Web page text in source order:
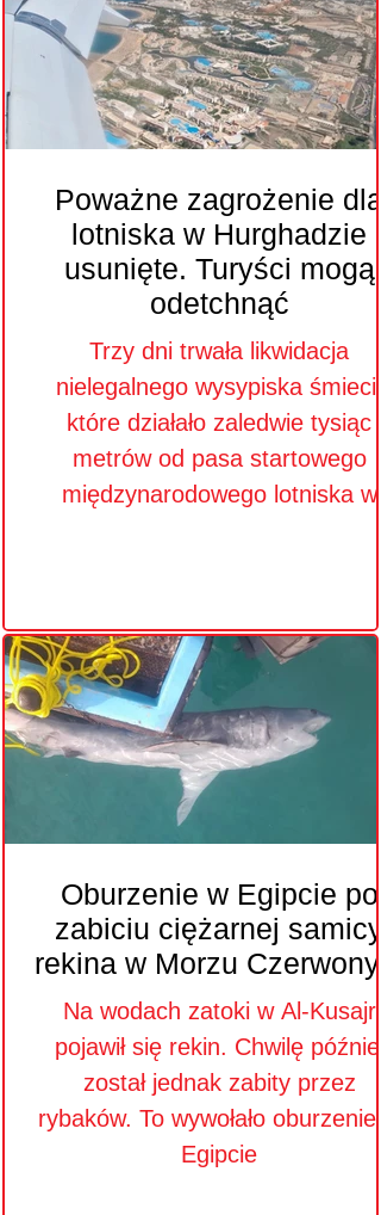
Dzielnice
Poważne zagrożenie dla
lotniska w Hurghadzie
usunięte. Turyści mogą
odetchnąć
Trzy dni trwała likwidacja
nielegalnego wysypiska śmieci,
które działało zaledwie tysiąc
metrów od pasa startowego
międzynarodowego lotniska w
Oburzenie w Egipcie po
zabiciu ciężarnej samicy
rekina w Morzu
Na wodach zatoki w Al-Kusajr
pojawił się rekin. Chwilę później
został jednak zabity przez
rybaków. To wywołało oburzenie
Egipcie